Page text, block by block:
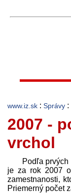
www.iz.sk : Správy :
2007 -
vrchol
Podľa
je za rok 2007
zamestnanosti,
Priemerný počet